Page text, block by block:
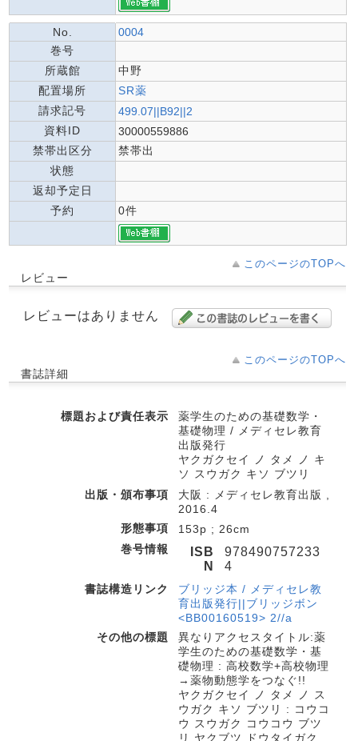
No.
0004
巻号
所蔵館
中野
配置場所
SR薬
請求記号
499.07||B92||2
資料ID
30000559886
禁帯出区分
禁帯出
状態
返却予定日
予約
0件
このページのTOPへ
レビュー
レビューはありません
このページのTOPへ
書誌詳細
標題および責任表示
薬学生のための基礎数学・
基礎物理 / メディセレ教育
出版発行
ヤクガクセイ ノ タメ ノ キ
ソ スウガク キソ ブツリ
出版・頒布事項
大阪 : メディセレ教育出版 ,
2016.4
形態事項
153p ; 26cm
巻号情報
ISB
N
978490757233
4
書誌構造リンク
ブリッジ本 / メディセレ教
育出版発行||ブリッジボン
<BB00160519> 2//a
その他の標題
異なりアクセスタイトル:薬
学生のための基礎数学・基
礎物理 : 高校数学+高校物理
→薬物動態学をつなぐ!!
ヤクガクセイ ノ タメ ノ ス
ウガク キソ ブツリ : コウコ
ウ スウガク コウコウ ブツ
リ ヤクブツ ドウタイガク